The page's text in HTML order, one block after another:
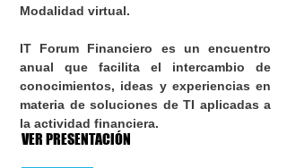
Modalidad virtual.
IT Forum Financiero es un encuentro
anual que facilita el intercambio de
conocimientos, ideas y experiencias en
materia de soluciones de TI aplicadas a
la actividad financiera.
VER PRESENTACIÓN